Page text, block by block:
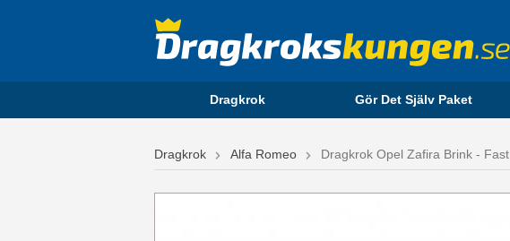
Dragkrok Gör Det Själv Paket
Dragkrok Alfa Romeo Dragkrok Opel Zafira Brink - Fast